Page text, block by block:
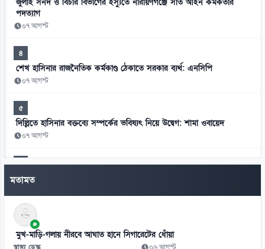
পদত্যাগ
০৭ আগস্ট
৪
শেখ হাসিনার রাজনৈতিক কর্মকাণ্ড ঠেকাতে সরকার ব্যর্থ: এনসিপি
০৭ আগস্ট
৫
দিল্লিতে হাসিনার বক্তব্যে সম্পর্কের ভবিষ্যৎ নিয়ে উদ্বেগ: শামা ওবায়েদ
০৭ আগস্ট
৬
মানবতাবিরোধী অপরাধের খসড়া তদন্তে জাফর ইকবালসহ চারজনের নাম
৭
চার বিভাগ ও মন্ত্রণালয়ে নতুন সচিব নিয়োগ ও পদায়ন
০৬ আগস্ট
মতামত
মুখ-মাড়ি-গলায় নীরবে আঘাত হানে সিগারেটের ধোঁয়া